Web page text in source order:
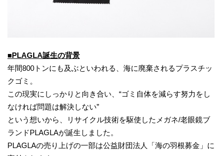
■PLAGLA誕生の背景
年間800トンにも及ぶといわれる、海に廃棄されるプラスチッ
クゴミ。
この現実にしっかりと向き合い、“ゴミ自体を減らす努力をし
なければ問題は解決しない”
という想いから、リサイクル技術を駆使したメガネ/老眼鏡ブ
ランドPLAGLAが誕生しました。
PLAGLAの売り上げの一部は公益財団法人「海の羽根募金」に